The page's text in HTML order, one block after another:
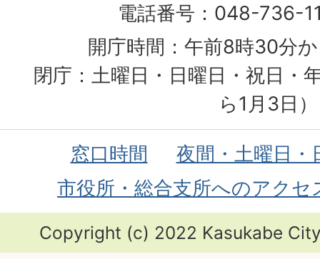
電話番号：048-736-
開庁時間：午前8時30分
閉庁：土曜日・日曜日・祝日・
ら1月3日）
窓口時間
夜間・土曜日・
市役所・総合支所へのアクセ
Copyright (c) 2022 Kasukabe